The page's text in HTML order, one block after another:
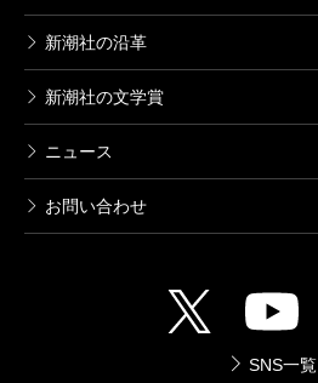
新潮社の沿革
新潮社の文学賞
ニュース
お問い合わせ
SNS一覧